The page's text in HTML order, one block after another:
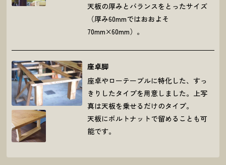
天板の厚みとバランスをとったサイズ
（厚み60mmではおおよそ
70mm×60mm）。
座卓脚
座卓やローテーブルに特化した、すっ
きりしたタイプを用意しました。上写
真は天板を乗せるだけのタイプ。
天板にボルトナットで留めることも可
能です。